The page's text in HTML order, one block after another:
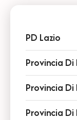
PD Lazio
Provincia Di
Provincia
Provincia Di